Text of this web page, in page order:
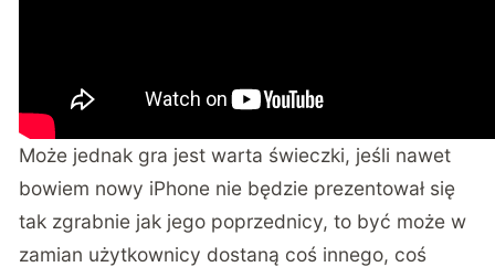
Może jednak gra jest warta świeczki, jeśli nawet
bowiem nowy iPhone nie będzie prezentował się
tak zgrabnie jak jego poprzednicy, to być może w
zamian użytkownicy dostaną coś innego, coś